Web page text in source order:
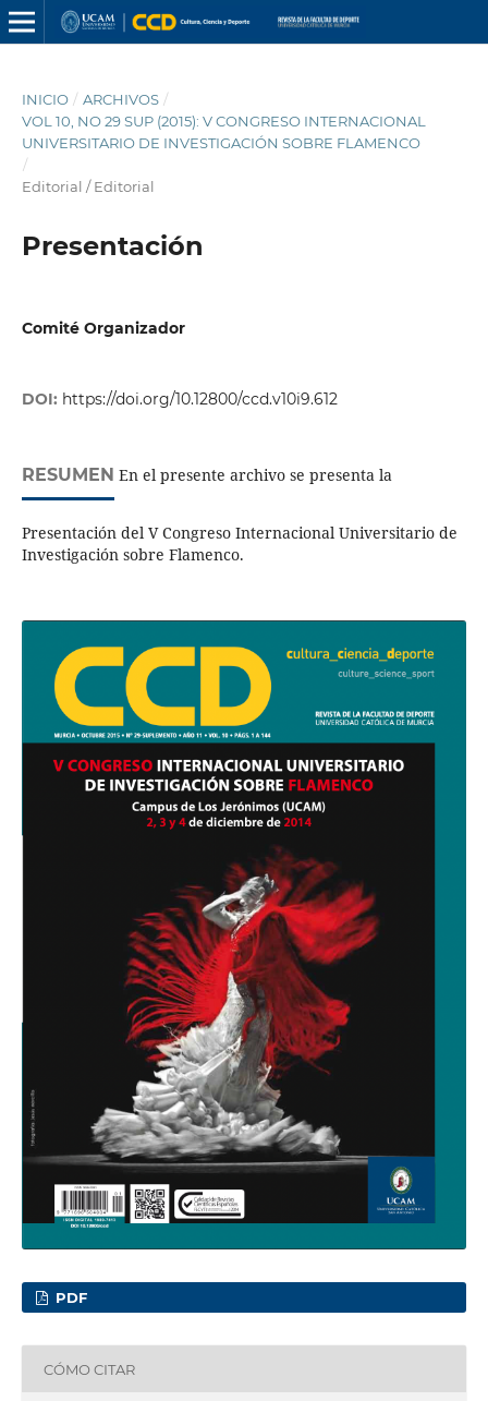
INICIO / ARCHIVOS /
VOL 10, NO 29 SUP (2015): V CONGRESO INTERNACIONAL
UNIVERSITARIO DE INVESTIGACIÓN SOBRE FLAMENCO
/
Editorial / Editorial
Presentación
Comité Organizador
DOI: https://doi.org/10.12800/ccd.v10i9.612
RESUMEN En el presente archivo se presenta la
Presentación del V Congreso Internacional Universitario de
Investigación sobre Flamenco.
PDF
CÓMO CITAR